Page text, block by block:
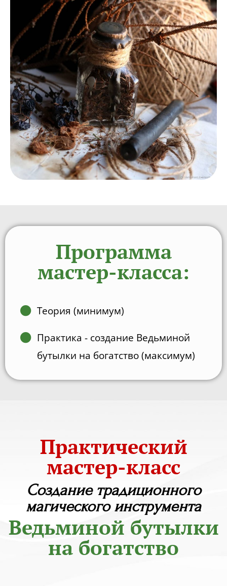
Программа
мастер-класса:
Теория (минимум)
Практика - создание Ведьминой
бутылки на богатство (максимум)
Практический
мастер-класс
Создание традиционного
магического инструмента
Ведьминой бутылки
на богатство